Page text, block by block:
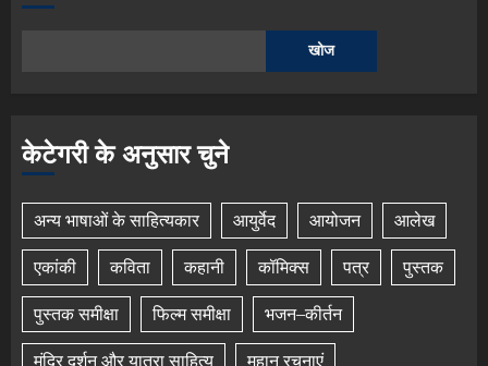
खोज
केटेगरी के अनुसार चुने
अन्य भाषाओं के साहित्यकार आयुर्वेद आयोजन
आलेख
एकांकी
कविता कहानी कॉमिक्स पत्र
पुस्तक
पुस्तक समीक्षा
फिल्म समीक्षा
भजन–कीर्तन
मंदिर दर्शन और यात्रा साहित्य
महान रचनाएं